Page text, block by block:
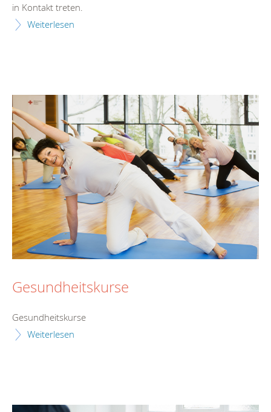
in Kontakt treten.
Weiterlesen
Gesundheitskurse
Gesundheitskurse
Weiterlesen